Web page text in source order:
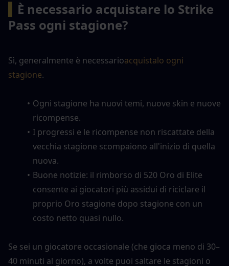
È necessario acquistare lo Strike
Pass ogni stagione?
Sì, generalmente è necessarioacquistalo ogni
stagione.
Ogni stagione ha nuovi temi, nuove skin e nuove
ricompense.
I progressi e le ricompense non riscattate della
vecchia stagione scompaiono all'inizio di quella
nuova.
Buone notizie: il rimborso di 520 Oro di Elite
consente ai giocatori più assidui di riciclare il
proprio Oro stagione dopo stagione con un
costo netto quasi nullo.
Se sei un giocatore occasionale (che gioca meno di 30–
40 minuti al giorno), a volte puoi saltare le stagioni o